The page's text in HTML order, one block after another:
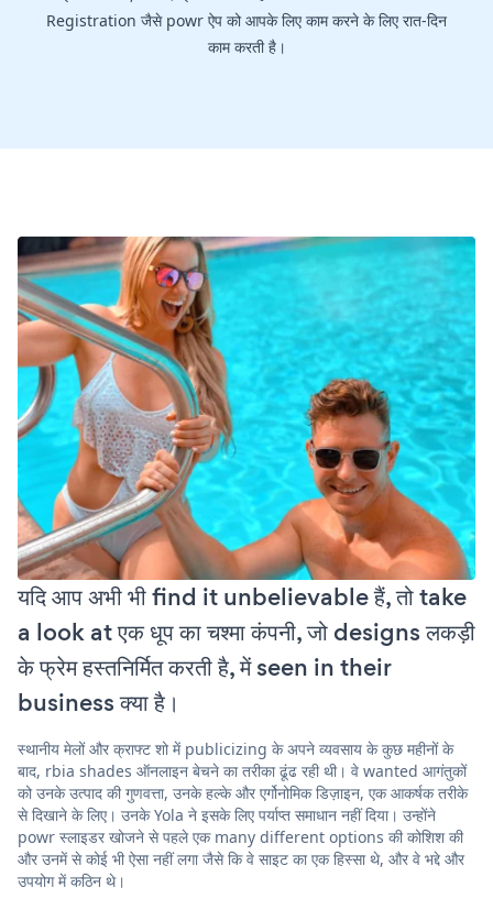
Registration जैसे powr ऐप को आपके लिए काम करने के लिए रात-दिन
काम करती है।
यदि आप अभी भी find it unbelievable हैं, तो take
a look at एक धूप का चश्मा कंपनी, जो designs लकड़ी
के फ्रेम हस्तनिर्मित करती है, में seen in their
business क्या है।
स्थानीय मेलों और क्राफ्ट शो में publicizing के अपने व्यवसाय के कुछ महीनों के
बाद, rbia shades ऑनलाइन बेचने का तरीका ढूंढ रही थी। वे wanted आगंतुकों
को उनके उत्पाद की गुणवत्ता, उनके हल्के और एर्गोनोमिक डिज़ाइन, एक आकर्षक तरीके
से दिखाने के लिए। उनके Yola ने इसके लिए पर्याप्त समाधान नहीं दिया। उन्होंने
powr स्लाइडर खोजने से पहले एक many different options की कोशिश की
और उनमें से कोई भी ऐसा नहीं लगा जैसे कि वे साइट का एक हिस्सा थे, और वे भद्दे और
उपयोग में कठिन थे।